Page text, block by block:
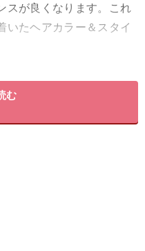
スが良くなります。これ
いたヘアカラー＆スタイ
む